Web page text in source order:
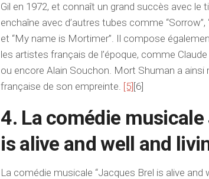
Gil en 1972, et connaît un grand succès avec le
enchaîne avec d’autres tubes comme “Sorrow”,
et “My name is Mortimer”. Il compose
les artistes français de l’époque, comme
ou encore Alain Souchon. Mort Shuman a ainsi
française de son empreinte. [5] [6]
4. La comédie
is alive and well and
La comédie musicale “Jacques Brel is alive and